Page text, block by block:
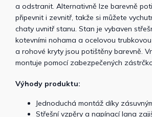
a odstranit. Alternativně lze barevně
připevnit i zevnitř, takže si můžete
chaty uvnitř stanu. Stan je vybaven
kotevními nohama a ocelovou
a rohové kryty jsou potištěny barevně.
montuje pomocí zabezpečených
Výhody produktu:
Jednoduchá montáž díky
Střešní vzpěry a napínací lana